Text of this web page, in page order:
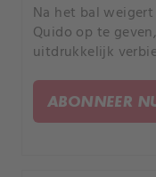
Na het bal
Quido op te
uitdrukkelijk
ABONNEER